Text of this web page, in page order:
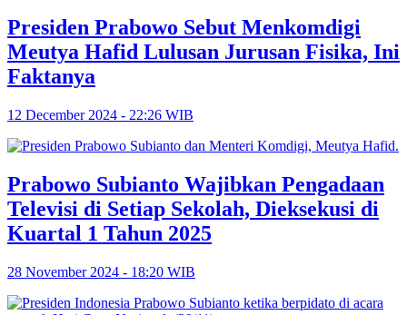
Presiden Prabowo Sebut Menkomdigi
Meutya Hafid Lulusan Jurusan Fisika, Ini
Faktanya
12 December 2024 - 22:26 WIB
Prabowo Subianto Wajibkan Pengadaan
Televisi di Setiap Sekolah, Dieksekusi di
Kuartal 1 Tahun 2025
28 November 2024 - 18:20 WIB